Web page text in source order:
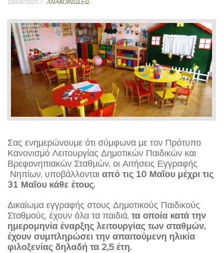
28/04/2025 ΑΝΑΚΟΙΝΩΣΕΙΣ
Σας ενημερώνουμε ότι σύμφωνα με τον Πρότυπο
Κανονισμό Λειτουργίας Δημοτικών Παιδικών και
Βρεφονηπιακών Σταθμών, οι Αιτήσεις Εγγραφής
Νηπίων, υποβάλλονται από τις 10 Μαΐου μέχρι τις
31 Μαΐου κάθε έτους.
Δικαίωμα εγγραφής στους Δημοτικούς Παιδικούς
Σταθμούς, έχουν όλα τα παιδιά, τα οποία κατά την
ημερομηνία έναρξης λειτουργίας των σταθμών,
έχουν συμπληρώσει την απαιτούμενη ηλικία
φιλοξενίας δηλαδή τα 2,5 έτη.